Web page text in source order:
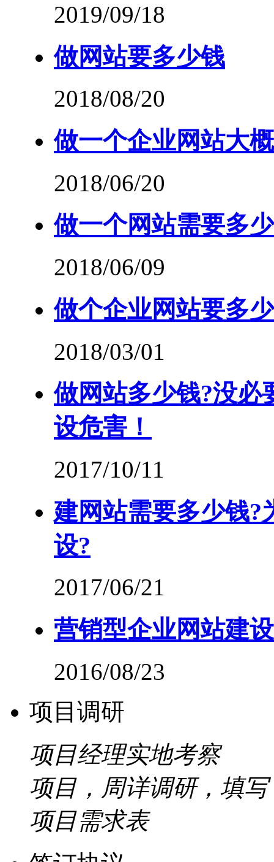
2019/09/18
做网站要多少钱
2018/08/20
做一个企业网站大
2018/06/20
做一个网站需要多
2018/06/09
做个企业网站要多
2018/03/01
做网站多少钱?没必
设危害！
2017/10/11
建网站需要多少钱?
设?
2017/06/21
营销型企业网站建
2016/08/23
项目调研
项目经理实地考察
项目，周详调研，填写
项目需求表